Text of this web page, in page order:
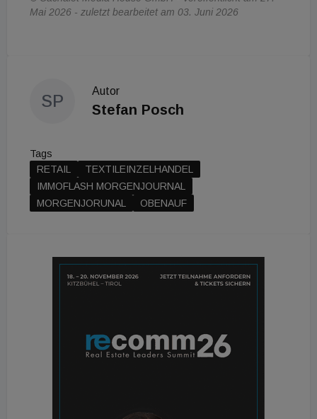
Mai 2026 - zuletzt bearbeitet am 03. Juni 2026
SP
Autor
Stefan Posch
Tags
RETAIL
TEXTILEINZELHANDEL
IMMOFLASH MORGENJOURNAL
MORGENJORUNAL
OBENAUF